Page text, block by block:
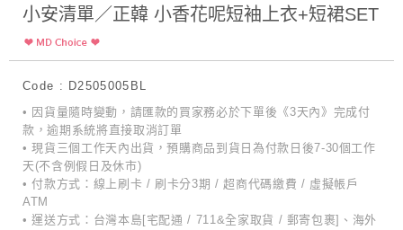
小安清單／正韓 小香花呢短袖上衣+短裙SET
Code : D2505005BL
• 因貨量隨時變動，請匯款的買家務必於下單後《3天內》完成付
款，逾期系統將直接取消訂單
• 現貨三個工作天內出貨，預購商品到貨日為付款日後7-30個工作
天(不含例假日及休市)
• 付款方式：線上刷卡 / 刷卡分3期 / 超商代碼繳費 / 虛擬帳戶
ATM
• 運送方式：台灣本島[宅配通 / 711&全家取貨 / 郵寄包裹]、海外